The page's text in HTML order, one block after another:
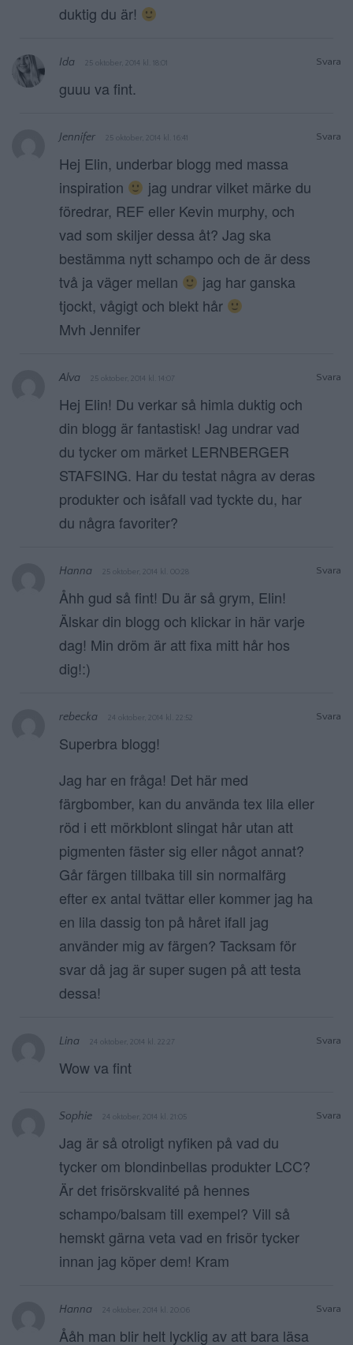
duktig du är!
Svara
Ida 25 oktober, 2014 kl. 18:01
guuu va fint.
Svara
Jennifer 25 oktober, 2014 kl. 16:41
Hej Elin, underbar blogg med massa
inspiration
jag undrar vilket märke du
föredrar, REF eller Kevin murphy, och
vad som skiljer dessa åt? Jag ska
bestämma nytt schampo och de är dess
två ja väger mellan
jag har ganska
tjockt, vågigt och blekt hår
Mvh Jennifer
Svara
Alva 25 oktober, 2014 kl. 14:07
Hej Elin! Du verkar så himla duktig och
din blogg är fantastisk! Jag undrar vad
du tycker om märket LERNBERGER
STAFSING. Har du testat några av deras
produkter och isåfall vad tyckte du, har
du några favoriter?
Svara
Hanna 25 oktober, 2014 kl. 00:28
Åhh gud så fint! Du är så grym, Elin!
Älskar din blogg och klickar in här varje
dag! Min dröm är att fixa mitt hår hos
dig!:)
Svara
rebecka 24 oktober, 2014 kl. 22:52
Superbra blogg!
Jag har en fråga! Det här med
färgbomber, kan du använda tex lila eller
röd i ett mörkblont slingat hår utan att
pigmenten fäster sig eller något annat?
Går färgen tillbaka till sin normalfärg
efter ex antal tvättar eller kommer jag ha
en lila dassig ton på håret ifall jag
använder mig av färgen? Tacksam för
svar då jag är super sugen på att testa
dessa!
Svara
Lina 24 oktober, 2014 kl. 22:27
Wow va fint
Svara
Sophie 24 oktober, 2014 kl. 21:05
Jag är så otroligt nyfiken på vad du
tycker om blondinbellas produkter LCC?
Är det frisörskvalité på hennes
schampo/balsam till exempel? Vill så
hemskt gärna veta vad en frisör tycker
innan jag köper dem! Kram
Svara
Hanna 24 oktober, 2014 kl. 20:06
Ååh man blir helt lycklig av att bara läsa